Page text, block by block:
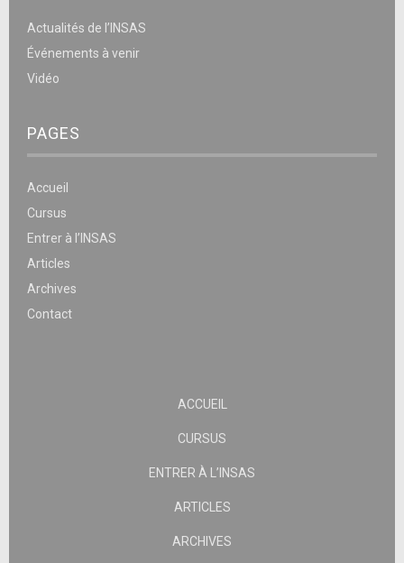
Actualités de l’INSAS
Événements à venir
Vidéo
PAGES
Accueil
Cursus
Entrer à l’INSAS
Articles
Archives
Contact
ACCUEIL
CURSUS
ENTRER À L’INSAS
ARTICLES
ARCHIVES